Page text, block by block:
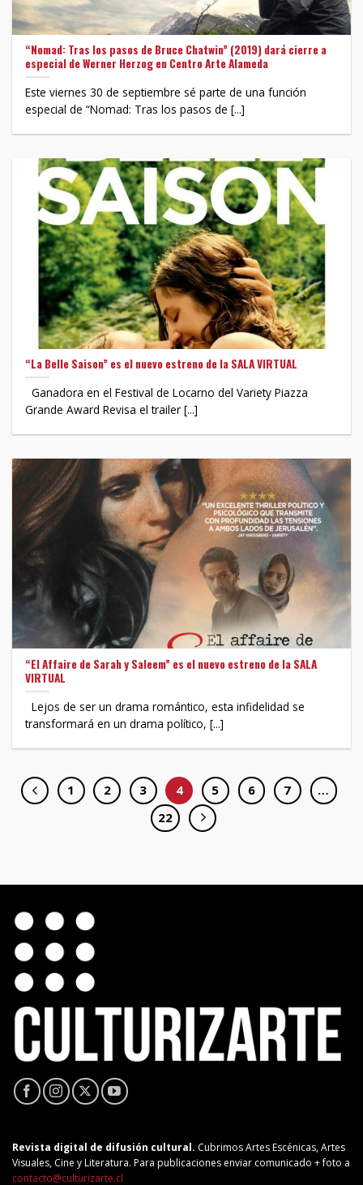
“Nomad: Tras los pasos de Bruce Chatwin” (2019) dará cierre a
especial de Werner Herzog en Centro Arte Alameda
Este viernes 30 de septiembre sé parte de una función
especial de “Nomad: Tras los pasos de [...]
“La Belle Saison” es el nuevo estreno de la SALA VIRTUAL
Ganadora en el Festival de Locarno del Variety Piazza
Grande Award Revisa el trailer [...]
“El Affaire de Sarah y Saleem” es el nuevo estreno de la SALA
VIRTUAL
Lejos de ser un drama romántico, esta infidelidad se
transformará en un drama político, [...]
1 2 3 4 5 6 7
…
22
Revista digital de difusión cultural. Cubrimos Artes Escénicas, Artes
Visuales, Cine y Literatura. Para publicaciones enviar comunicado + foto a
contacto@culturizarte.cl